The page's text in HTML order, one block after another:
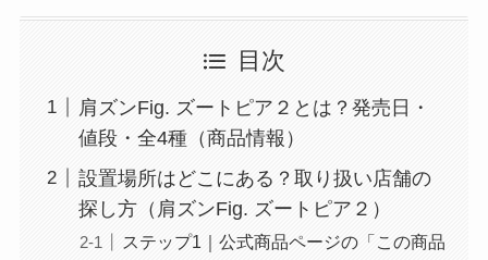
目次
肩ズンFig. ズートピア２とは？発売日・
値段・全4種（商品情報）
設置場所はどこにある？取り扱い店舗の
探し方（肩ズンFig. ズートピア２）
ステップ1｜公式商品ページの「この商品